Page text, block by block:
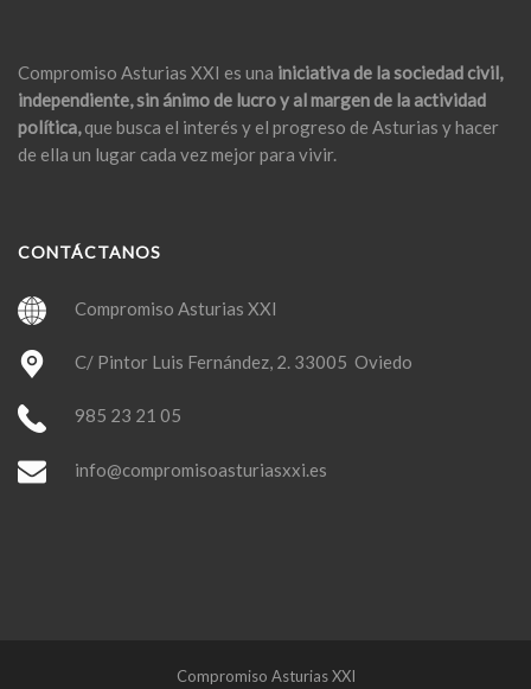
Compromiso Asturias XXI es una iniciativa de la sociedad civil,
independiente, sin ánimo de lucro y al margen de la actividad
política,que busca el interés y el progreso de Asturias y hacer
de ella un lugar cada vez mejor para vivir.
CONTÁCTANOS
Compromiso Asturias XXI
C/ Pintor Luis Fernández, 2. 33005 Oviedo
985 23 21 05
info@compromisoasturiasxxi.es
Compromiso Asturias XXI